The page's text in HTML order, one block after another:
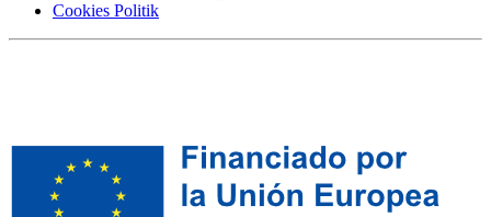
Cookies Politik